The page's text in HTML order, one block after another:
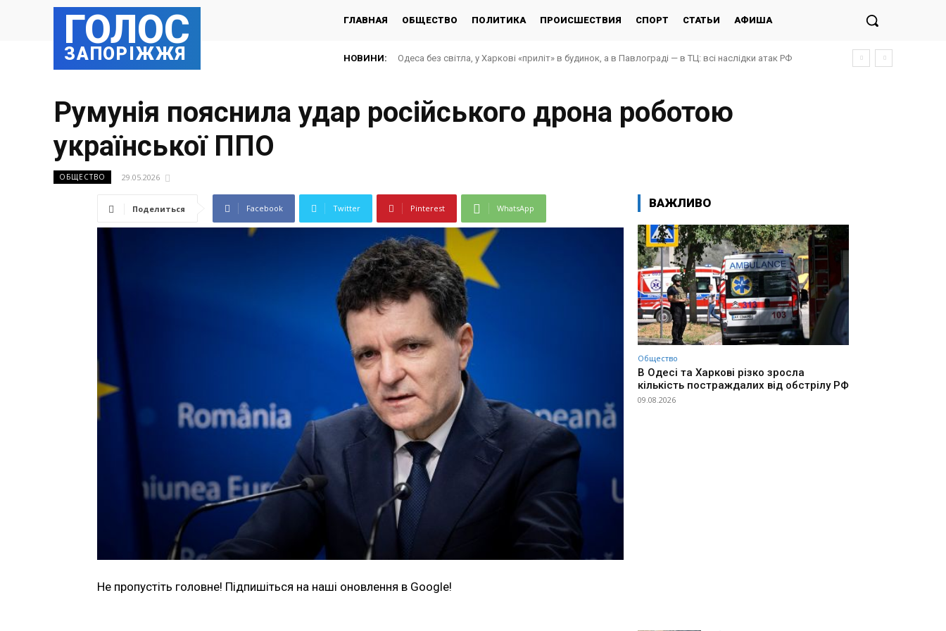
ГОЛОС
ЗАПОРІЖЖЯ
ГЛАВНАЯ ОБЩЕСТВО ПОЛИТИКА ПРОИСШЕСТВИЯ СПОРТ СТАТЬИ АФИША
НОВИНИ: Одеса без світла, у Харкові «приліт» в будинок, а в Павлограді — в ТЦ: всі наслідки атак РФ
Румунія пояснила удар російського дрона роботою
української ППО
ОБЩЕСТВО 29.05.2026
Поделиться Facebook Twitter Pinterest WhatsApp
Не пропустіть головне! Підпишіться на наші оновлення в Google!
ВАЖЛИВО
Общество
В Одесі та Харкові різко зросла
кількість постраждалих від обстрілу РФ
09.08.2026